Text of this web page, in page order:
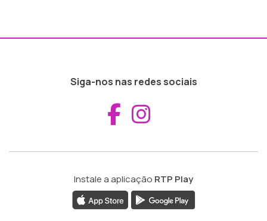
Siga-nos nas redes sociais
Aceder ao
Instale a aplicação RTP Play